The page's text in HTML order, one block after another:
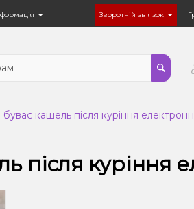
Зворотній зв'язок
кашель після куріння
після куріння